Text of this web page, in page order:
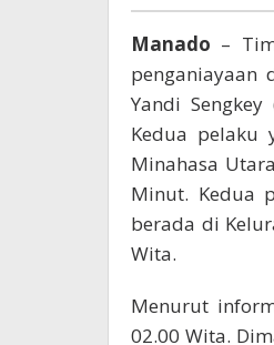
Manado –
penganiayaan
Yandi
Kedua pelaku
Minahasa
Minut. Kedua
berada di
Wita.
Menurut
02.00 Wita.